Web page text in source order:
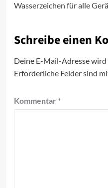
Wasserzeichen für alle
Schreibe einen
Deine E-Mail-Adresse
Erforderliche Felder sind
Kommentar *